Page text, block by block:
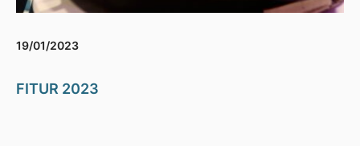
19/01/2023
FITUR 2023